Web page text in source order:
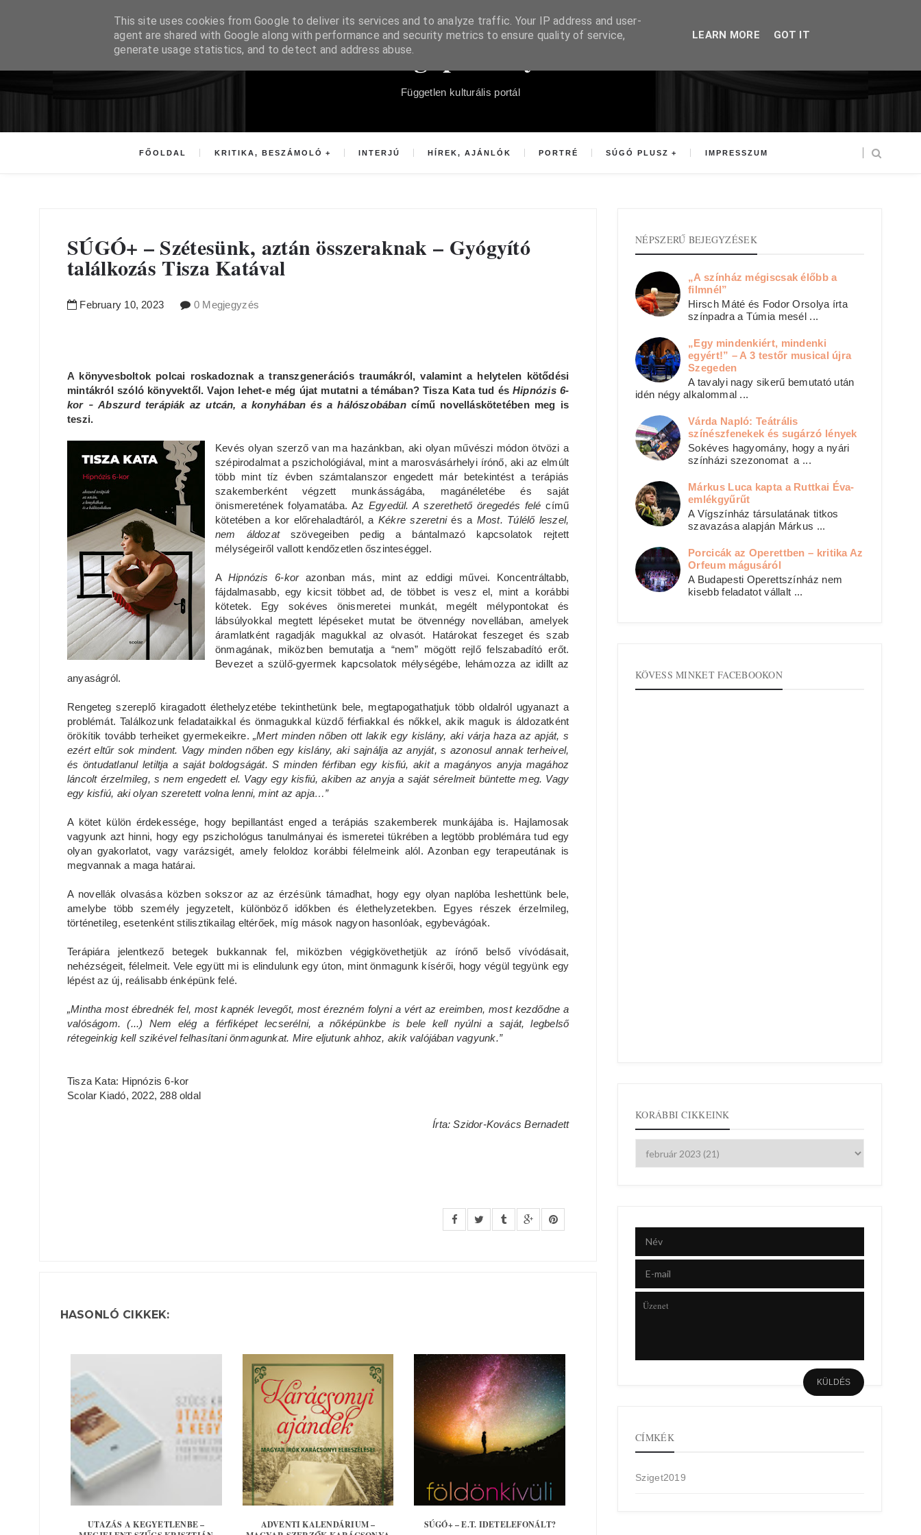
Súgópéldány
Független kulturális portál
FŐOLDAL KRITIKA, BESZÁMOLÓ INTERJÚ HÍREK, AJÁNLÓK PORTRÉ SÚGÓ PLUSZ IMPRESSZUM
SÚGÓ+ – Szétesünk, aztán összeraknak – Gyógyító
találkozás Tisza Katával
February 10, 2023 0 Megjegyzés
A könyvesboltok polcai roskadoznak a transzgenerációs traumákról, valamint a helytelen kötődési
mintákról szóló könyvektől. Vajon lehet-e még újat mutatni a témában? Tisza Kata tud ésHipnózis 6-
kor – Abszurd terápiák az utcán, a konyhában és a hálószobábancímű novelláskötetében meg is
teszi.
Kevés olyan szerző van ma hazánkban, aki olyan művészi módon ötvözi a
szépirodalmat a pszichológiával, mint a marosvásárhelyi írónő, aki az elmúlt
több mint tíz évben számtalanszor engedett már betekintést a terápiás
szakemberként végzett munkásságába, magánéletébe és saját
önismeretének folyamatába. Az Egyedül. A szerethető öregedés felé című
kötetében a kor előrehaladtáról, a Kékre szeretniés a Most. Túlélő leszel,
nem áldozatszövegeiben pedig a bántalmazó kapcsolatok rejtett
mélységeiről vallott kendőzetlen őszinteséggel.
A Hipnózis 6-korazonban más, mint az eddigi művei. Koncentráltabb,
fájdalmasabb, egy kicsit többet ad, de többet is vesz el, mint a korábbi
kötetek. Egy sokéves önismeretei munkát, megélt mélypontokat és
lábsúlyokkal megtett lépéseket mutat be ötvennégy novellában, amelyek
áramlatként ragadják magukkal az olvasót. Határokat feszeget és szab
önmagának, miközben bemutatja a “nem” mögött rejlő felszabadító erőt.
Bevezet a szülő-gyermek kapcsolatok mélységébe, lehámozza az idillt az
anyaságról.
Rengeteg szereplő kiragadott élethelyzetébe tekinthetünk bele, megtapogathatjuk több oldalról ugyanazt a
problémát. Találkozunk feladataikkal és önmagukkal küzdő férfiakkal és nőkkel, akik maguk is áldozatként
örökítik tovább terheiket gyermekeikre.„Mert minden nőben ott lakik egy kislány, aki várja haza az apját, s
ezért eltűr sok mindent. Vagy minden nőben egy kislány, aki sajnálja az anyját, s azonosul annak terheivel,
és öntudatlanul letiltja a saját boldogságát. S minden férfiban egy kisfiú, akit a magányos anyja magához
láncolt érzelmileg, s nem engedett el. Vagy egy kisfiú, akiben az anyja a saját sérelmeit büntette meg. Vagy
egy kisfiú, aki olyan szeretett volna lenni, mint az apja…”
A kötet külön érdekessége, hogy bepillantást enged a terápiás szakemberek munkájába is. Hajlamosak
vagyunk azt hinni, hogy egy pszichológus tanulmányai és ismeretei tükrében a legtöbb problémára tud egy
olyan gyakorlatot, vagy varázsigét, amely feloldoz korábbi félelmeink alól. Azonban egy terapeutának is
megvannak a maga határai.
A novellák olvasása közben sokszor az az érzésünk támadhat, hogy egy olyan naplóba leshettünk bele,
amelybe több személy jegyzetelt, különböző időkben és élethelyzetekben. Egyes részek érzelmileg,
történetileg, esetenként stilisztikailag eltérőek, míg mások nagyon hasonlóak, egybevágóak.
Terápiára jelentkező betegek bukkannak fel, miközben végigkövethetjük az írónő belső vívódásait,
nehézségeit, félelmeit. Vele együtt mi is elindulunk egy úton, mint önmagunk kísérői, hogy végül tegyünk egy
lépést az új, reálisabb énképünk felé.
„Mintha most ébrednék fel, most kapnék levegőt, most érezném folyni a vért az ereimben, most kezdődne a
valóságom. (...) Nem elég a férfiképet lecserélni, a nőképünkbe is bele kell nyúlni a saját, legbelső
rétegeinkig kell szikével felhasítani önmagunkat. Mire eljutunk ahhoz, akik valójában vagyunk.”
Tisza Kata: Hipnózis 6-kor
Scolar Kiadó, 2022, 288 oldal
Írta: Szidor-Kovács Bernadett
HASONLÓ CIKKEK:
UTAZÁS A KEGYETLENBE –
ADVENTI KALENDÁRIUM –
SÚGÓ+ – E.T. IDETELEFONÁLT?
NÉPSZERŰ BEJEGYZÉSEK
„A színház mégiscsak élőbb a
filmnél”
Hirsch Máté és Fodor Orsolya írta
színpadra a Túmia mesél ...
„Egy mindenkiért, mindenki
egyért!” – A 3 testőr musical újra
Szegeden
A tavalyi nagy sikerű bemutató után
idén négy alkalommal ...
Várda Napló: Teátrális
színészfenekek és sugárzó lények
Sokéves hagyomány, hogy a nyári
színházi szezonomat a ...
Márkus Luca kapta a Ruttkai Éva-
emlékgyűrűt
A Vígszínház társulatának titkos
szavazása alapján Márkus ...
Porcicák az Operettben – kritika Az
Orfeum mágusáról
A Budapesti Operettszínház nem
kisebb feladatot vállalt ...
KÖVESS MINKET FACEBOOKON
KORÁBBI CIKKEINK
CÍMKÉK
Sziget2019
This site uses cookies from Google to deliver its services and to analyze traffic. Your IP address and user-
agent are shared with Google along with performance and security metrics to ensure quality of service,
generate usage statistics, and to detect and address abuse.
LEARN MORE GOT IT